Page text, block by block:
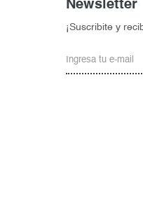
Newsletter
¡Suscribite y